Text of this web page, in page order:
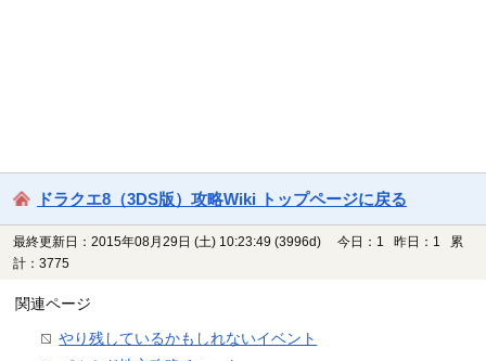
ドラクエ8（3DS版）攻略Wiki トップページに戻る
最終更新日：2015年08月29日 (土) 10:23:49 (3996d)
今日：1 昨日：1 累
計：3775
関連ページ
やり残しているかもしれないイベント